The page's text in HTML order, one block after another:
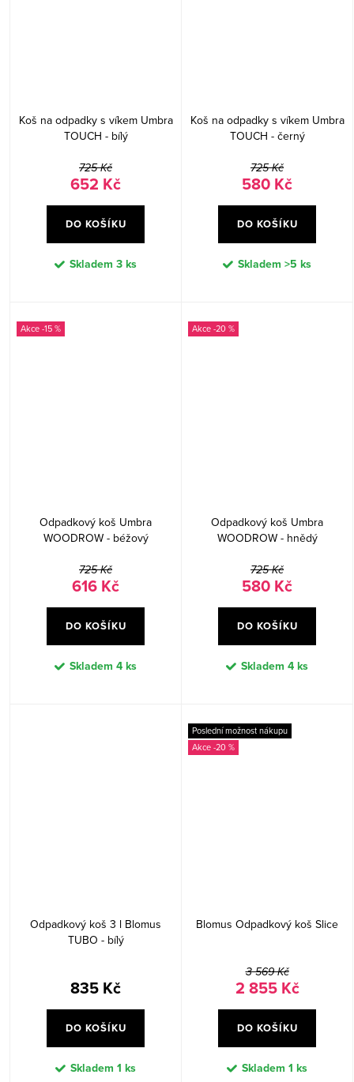
Koš na odpadky s víkem Umbra
TOUCH - bílý
725 Kč
652 Kč
DO KOŠÍKU
Skladem 3 ks
Koš na odpadky s víkem Umbra
TOUCH - černý
725 Kč
580 Kč
DO KOŠÍKU
Skladem >5 ks
-15 %
Odpadkový koš Umbra
WOODROW - béžový
725 Kč
616 Kč
DO KOŠÍKU
Skladem 4 ks
-20 %
Odpadkový koš Umbra
WOODROW - hnědý
725 Kč
580 Kč
DO KOŠÍKU
Skladem 4 ks
Odpadkový koš 3 l Blomus
TUBO - bílý
835 Kč
DO KOŠÍKU
Skladem 1 ks
Poslední možnost nákupu
-20 %
Blomus Odpadkový koš Slice
3 569 Kč
2 855 Kč
DO KOŠÍKU
Skladem 1 ks